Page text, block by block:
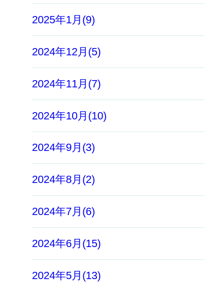
2025年1月(9)
2024年12月(5)
2024年11月(7)
2024年10月(10)
2024年9月(3)
2024年8月(2)
2024年7月(6)
2024年6月(15)
2024年5月(13)